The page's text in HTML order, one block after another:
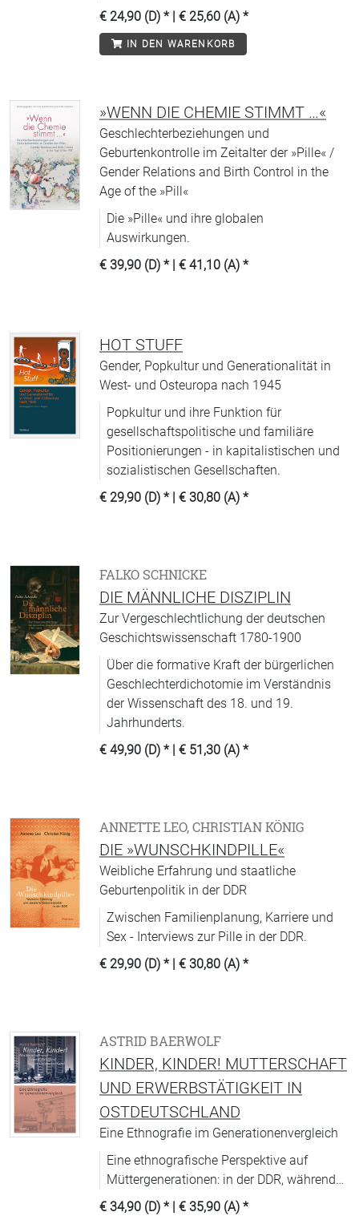
Einpassung.
€ 24,90 (D) * | € 25,60 (A) *
IN DEN WARENKORB
»WENN DIE CHEMIE STIMMT …«
Geschlechterbeziehungen und
Geburtenkontrolle im Zeitalter der »Pille« /
Gender Relations and Birth Control in the
Age of the »Pill«
Die »Pille« und ihre globalen
Auswirkungen.
€ 39,90 (D) * | € 41,10 (A) *
HOT STUFF
Gender, Popkultur und Generationalität in
West- und Osteuropa nach 1945
Popkultur und ihre Funktion für
gesellschaftspolitische und familiäre
Positionierungen - in kapitalistischen und
sozialistischen Gesellschaften.
€ 29,90 (D) * | € 30,80 (A) *
FALKO SCHNICKE
DIE MÄNNLICHE DISZIPLIN
Zur Vergeschlechtlichung der deutschen
Geschichtswissenschaft 1780-1900
Über die formative Kraft der bürgerlichen
Geschlechterdichotomie im Verständnis
der Wissenschaft des 18. und 19.
Jahrhunderts.
€ 49,90 (D) * | € 51,30 (A) *
ANNETTE LEO, CHRISTIAN KÖNIG
DIE »WUNSCHKINDPILLE«
Weibliche Erfahrung und staatliche
Geburtenpolitik in der DDR
Zwischen Familienplanung, Karriere und
Sex - Interviews zur Pille in der DDR.
€ 29,90 (D) * | € 30,80 (A) *
ASTRID BAERWOLF
KINDER, KINDER! MUTTERSCHAFT
UND ERWERBSTÄTIGKEIT IN
OSTDEUTSCHLAND
Eine Ethnografie im Generationenvergleich
Eine ethnografische Perspektive auf
Müttergenerationen: in der DDR, während
der gesellschaftlichen Transformation und
im gegenwärtigen Ostdeutschland.
€ 34,90 (D) * | € 35,90 (A) *